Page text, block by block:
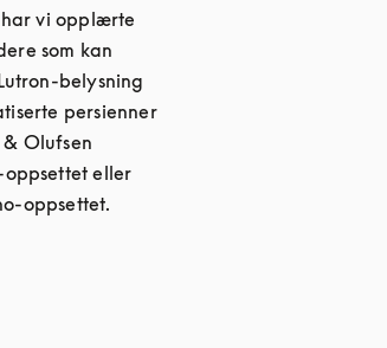
vi opplærte
som kan
belysning
persienner
Olufsen
eller
oppsettet.